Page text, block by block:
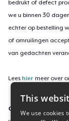
bedrukt of defect
we u binnen 30
echter op bestelling
of omruilingen
van gedachten
Lees hier meer over
Campagne-ID
This
We use cookies